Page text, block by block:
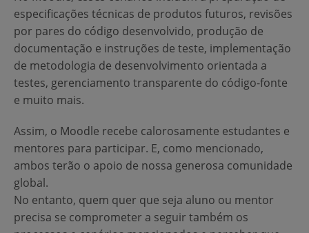
especificações técnicas de produtos futuros, revisões
por pares do código desenvolvido, produção de
documentação e instruções de teste, implementação
de metodologia de desenvolvimento orientada a
testes, gerenciamento transparente do código-fonte
e muito mais.
Assim, o Moodle recebe calorosamente estudantes e
mentores para participar. E, como mencionado,
ambos terão o apoio de nossa generosa comunidade
global.
No entanto, quem quer que seja aluno ou mentor
precisa se comprometer a seguir também os